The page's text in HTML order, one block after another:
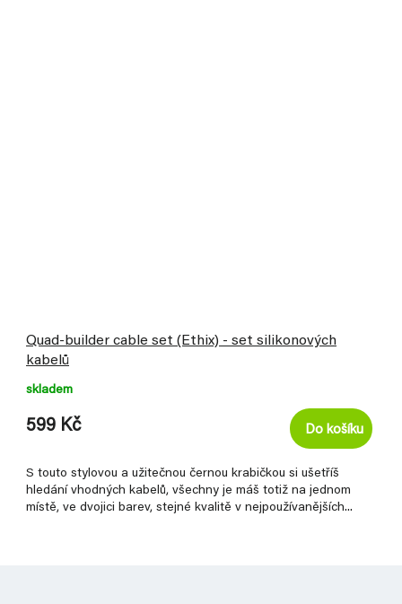
Quad-builder cable set (Ethix) - set silikonových
kabelů
skladem
599 Kč Do košíku
S touto stylovou a užitečnou černou krabičkou si ušetříš
hledání vhodných kabelů, všechny je máš totiž na jednom
místě, ve dvojici barev, stejné kvalitě v nejpoužívanějších...